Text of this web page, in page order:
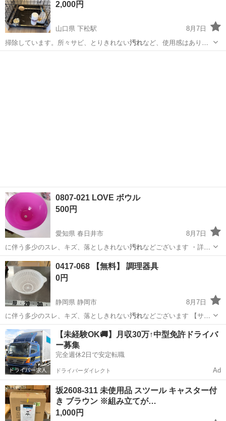
2,000円
山口県 下松駅
8月7日
掃除しています。所々サビ、とりきれない汚れなど、使用感はありま
すが、まだまだ使え…
0807-021 LOVE ボウル
500円
愛知県 春日井市
8月7日
に伴う多少のスレ、キズ、落としきれない汚れなどございます ・詳細
は現地でご確認…
愛知 春日井市 現地
0417-068 【無料】 調理器具
0円
静岡県 静岡市
8月7日
に伴う多少のスレ、キズ、落としきれない汚れなどございます 【サイ
ズ】 詳…
静岡 静岡市 家電 リユース
【未経験OK🚚】月収30万↑中型免許ドライバ
ー募集
完全週休2日で安定転職
ドライバーダイレクト Ad
坂2608-311 未使用品 スツール キャスター付
き ブラウン ※組み立てが…
1,000円